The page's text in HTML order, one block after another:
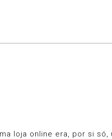
loja online era, por si